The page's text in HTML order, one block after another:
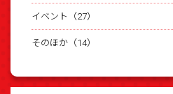
イベント（27）
そのほか（14）